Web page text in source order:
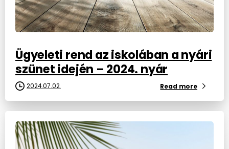
Ügyeleti rend az iskolában a nyári
szünet idején – 2024. nyár
2024.07.02. Read more